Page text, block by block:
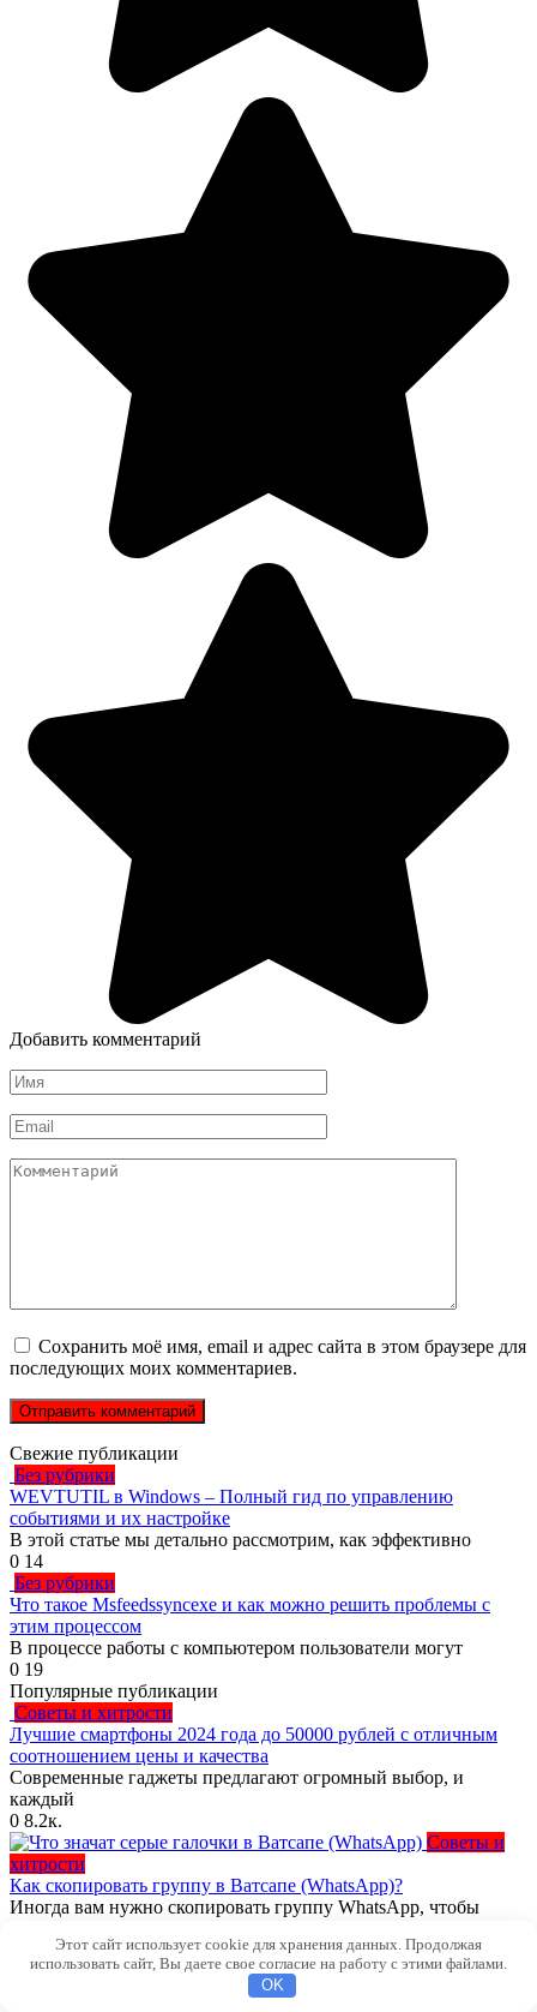
Добавить комментарий
Имя
*
Email
*
Комментарий
Сохранить моё имя, email и адрес сайта в этом браузере для
последующих моих комментариев.
Свежие публикации
Без рубрики
WEVTUTIL в Windows – Полный гид по управлению
событиями и их настройке
В этой статье мы детально рассмотрим, как эффективно
0 14
Без рубрики
Что такое Msfeedssyncexe и как можно решить проблемы с
этим процессом
В процессе работы с компьютером пользователи могут
0 19
Популярные публикации
Советы и хитрости
Лучшие смартфоны 2024 года до 50000 рублей с отличным
соотношением цены и качества
Современные гаджеты предлагают огромный выбор, и
каждый
0 8.2к.
Советы и
хитрости
Как скопировать группу в Ватсапе (WhatsApp)?
Иногда вам нужно скопировать группу WhatsApp, чтобы
Вам также может понравиться
Эффективные методы избавления от рекламных
Этот сайт использует cookie для хранения данных. Продолжая
использовать сайт, Вы даете свое согласие на работу с этими файлами.
OK